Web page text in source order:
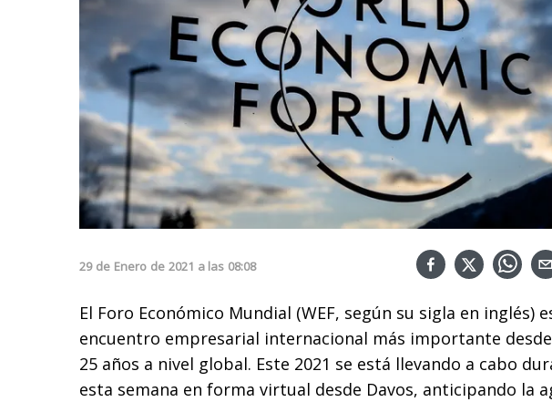
29 de Enero de 2021 a las 08:08
El Foro Económico Mundial (WEF, según su sigla en inglés)
encuentro empresarial internacional más importante
25 años a nivel global. Este 2021 se está llevando a cabo
esta semana en forma virtual desde Davos, anticipando la